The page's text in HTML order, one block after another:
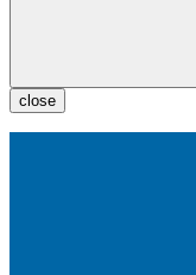
close